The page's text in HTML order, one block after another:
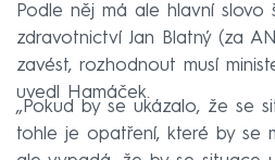
Podle něj má ale hlavní slovo
zdravotnictví Jan Blatný (za
zavést, rozhodnout musí
uvedl Hamáček.
„Pokud by se ukázalo, že se
tohle je opatření, které by se